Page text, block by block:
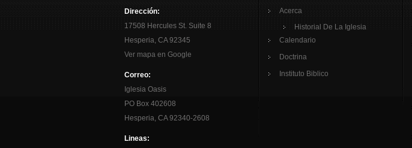
Dirección:
17508 Hercules St. Suite 8
Hesperia, CA 92345
Ver mapa en Google
Correo:
Iglesia Oasis
PO Box 402608
Hesperia, CA 92340-2608
Lineas:
Acerca
Historial De La Iglesia
Calendario
Doctrina
Instituto Biblico